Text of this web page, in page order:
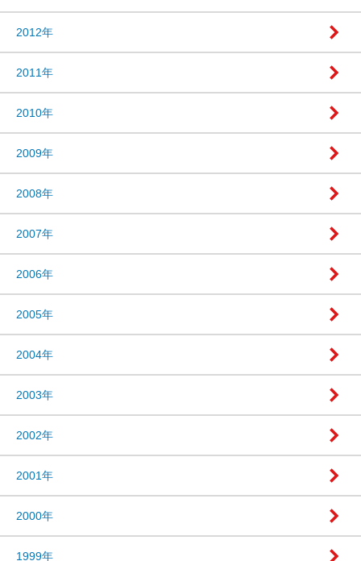
2012年
2011年
2010年
2009年
2008年
2007年
2006年
2005年
2004年
2003年
2002年
2001年
2000年
1999年